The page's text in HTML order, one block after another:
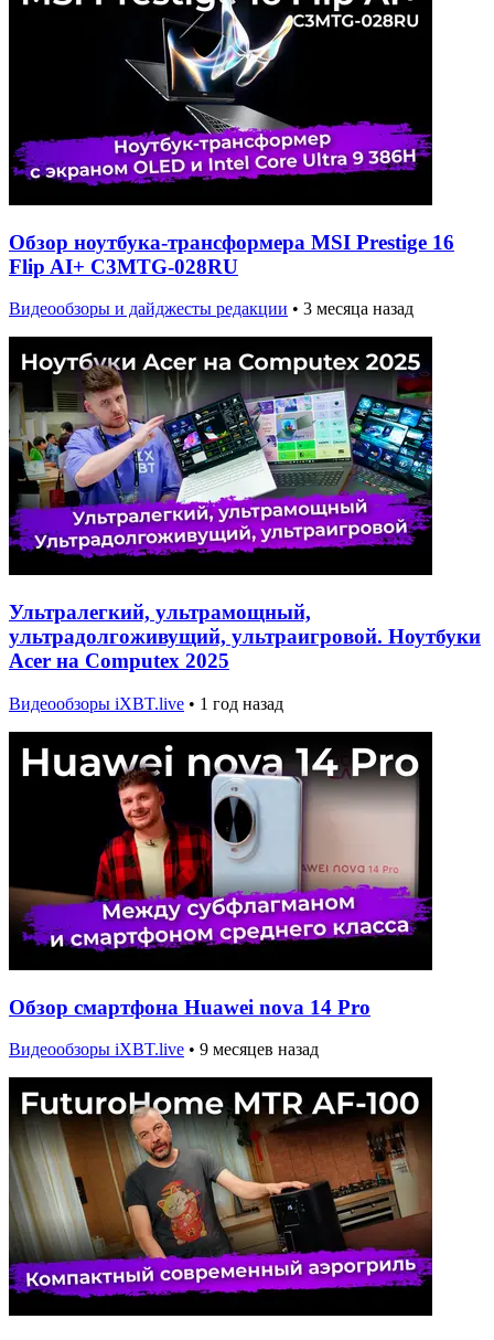
Обзор ноутбука-трансформера MSI Prestige 16
Flip AI+ C3MTG-028RU
Видеообзоры и дайджесты редакции • 3 месяца назад
Ультралегкий, ультрамощный,
ультрадолгоживущий, ультраигровой. Ноутбуки
Acer на Computex 2025
Видеообзоры iXBT.live • 1 год назад
Обзор смартфона Huawei nova 14 Pro
Видеообзоры iXBT.live • 9 месяцев назад